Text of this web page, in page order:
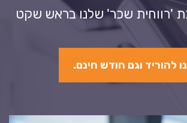
'רווחית שכר' שלנו בראש שקט
להוריד וגם חודש חינם.